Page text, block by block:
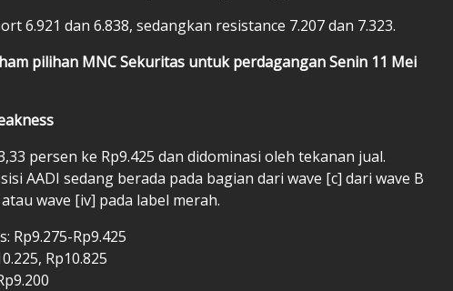
6.921 dan 6.838, sedangkan resistance 7.207 dan 7.323.
pilihan MNC Sekuritas untuk perdagangan Senin 11 Mei
persen ke Rp9.425 dan didominasi oleh tekanan jual.
AADI sedang berada pada bagian dari wave [c] dari wave B
wave [iv] pada label merah.
Rp9.275-Rp9.425
Rp10.825